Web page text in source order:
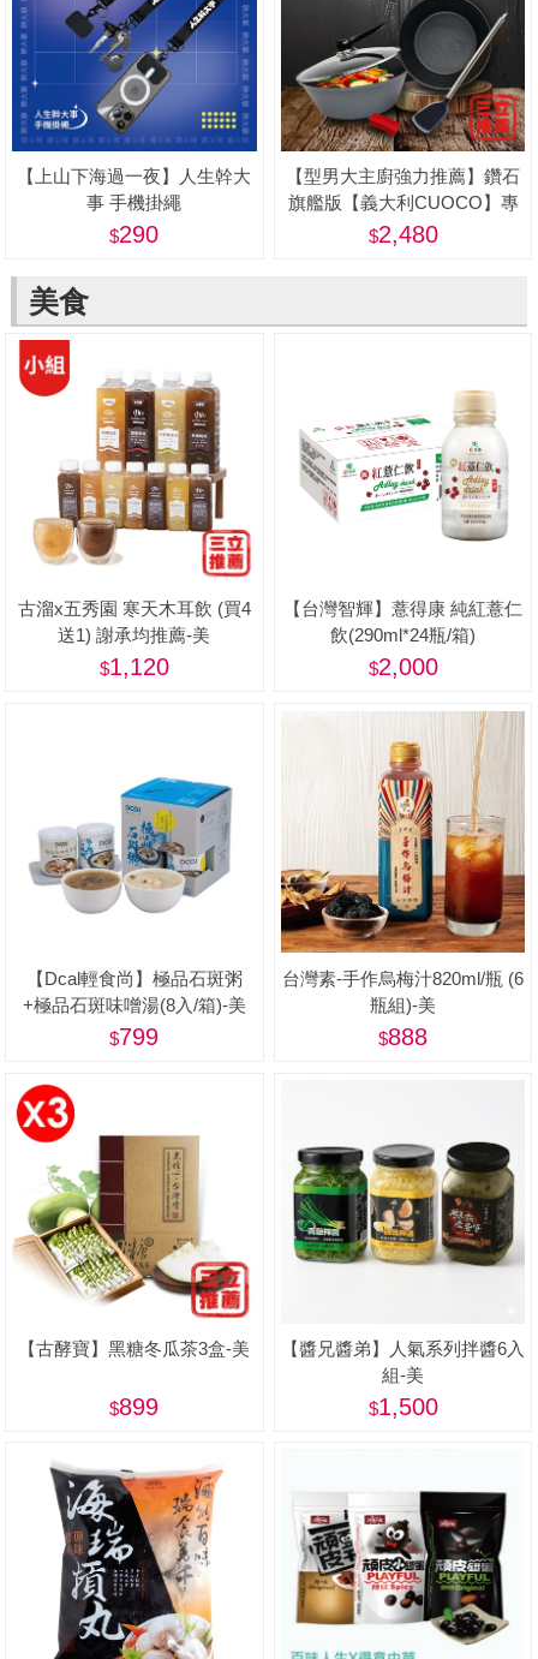
【上山下海過一夜】人生幹大
事 手機掛繩
290
【型男大主廚強力推薦】鑽石
旗艦版【義大利CUOCO】專
利石墨烯S3-IH深煎炒鍋
2,480
美食
古溜x五秀園 寒天木耳飲 (買4
送1) 謝承均推薦-美
1,120
【台灣智輝】薏得康 純紅薏仁
飲(290ml*24瓶/箱)
2,000
【Dcal輕食尚】極品石斑粥
+極品石斑味噌湯(8入/箱)-美
799
台灣素-手作烏梅汁820ml/瓶 (6
瓶組)-美
888
【古酵寶】黑糖冬瓜茶3盒-美
899
【醬兄醬弟】人氣系列拌醬6入
組-美
1,500